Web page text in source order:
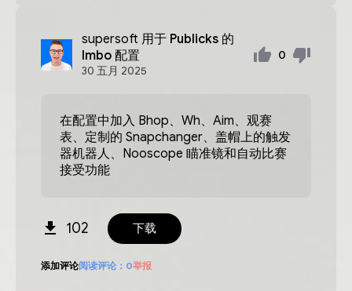
supersoft 用于 Publicks 的
Imbo 配置
30 五月 2025
0
在配置中加入 Bhop、Wh、Aim、观赛
表、定制的 Snapchanger、盖帽上的触发
器机器人、Nooscope 瞄准镜和自动比赛
接受功能
102 下载
添加评论阅读评论： 0举报